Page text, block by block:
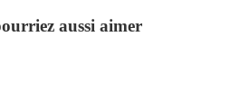
aussi aimer